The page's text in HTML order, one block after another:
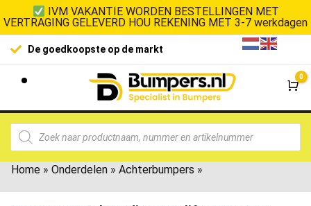
IVM VAKANTIE WORDEN BESTELLINGEN MET
VERTRAGING GELEVERD HOU REKENING MET 3-7 werkdagen
De goedkoopste op de markt
0
Home » Onderdelen » Achterbumpers »